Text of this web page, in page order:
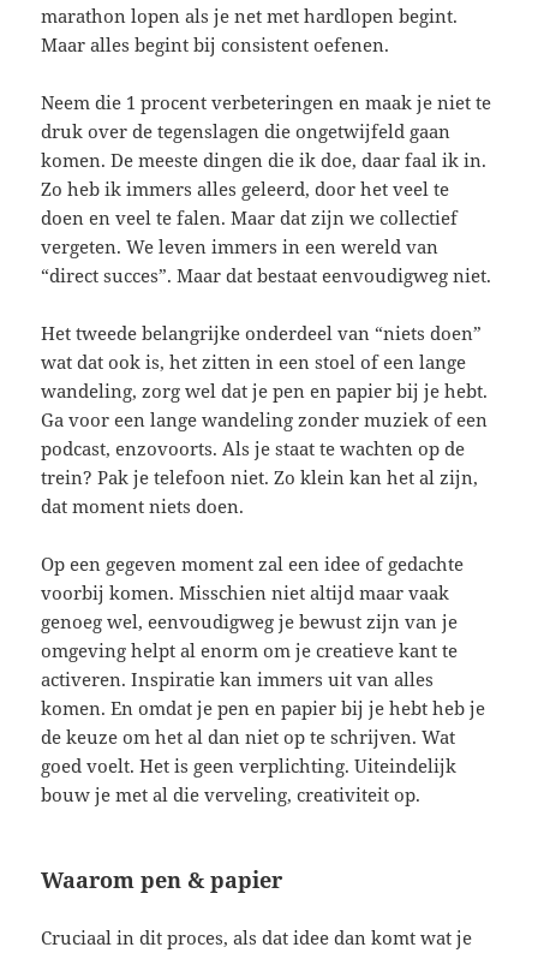
marathon lopen als je net met hardlopen begint.
Maar alles begint bij consistent oefenen.
Neem die 1 procent verbeteringen en maak je niet te
druk over de tegenslagen die ongetwijfeld gaan
komen. De meeste dingen die ik doe, daar faal ik in.
Zo heb ik immers alles geleerd, door het veel te
doen en veel te falen. Maar dat zijn we collectief
vergeten. We leven immers in een wereld van
“direct succes”. Maar dat bestaat eenvoudigweg niet.
Het tweede belangrijke onderdeel van “niets doen”
wat dat ook is, het zitten in een stoel of een lange
wandeling, zorg wel dat je pen en papier bij je hebt.
Ga voor een lange wandeling zonder muziek of een
podcast, enzovoorts. Als je staat te wachten op de
trein? Pak je telefoon niet. Zo klein kan het al zijn,
dat moment niets doen.
Op een gegeven moment zal een idee of gedachte
voorbij komen. Misschien niet altijd maar vaak
genoeg wel, eenvoudigweg je bewust zijn van je
omgeving helpt al enorm om je creatieve kant te
activeren. Inspiratie kan immers uit van alles
komen. En omdat je pen en papier bij je hebt heb je
de keuze om het al dan niet op te schrijven. Wat
goed voelt. Het is geen verplichting. Uiteindelijk
bouw je met al die verveling, creativiteit op.
Waarom pen & papier
Cruciaal in dit proces, als dat idee dan komt wat je